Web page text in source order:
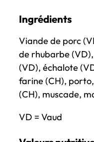
t
T
e
r
r
i
n
d
Ingrédients
Viande de porc
de rhubarbe
(VD), échalote
farine (CH),
(CH), muscade,
VD = Vaud